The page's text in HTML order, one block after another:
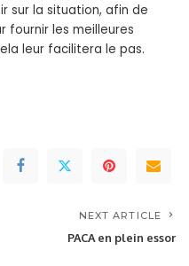
sur la situation, afin de
fournir les meilleures
leur facilitera le pas.
NEXT ARTICLE
PACA en plein essor